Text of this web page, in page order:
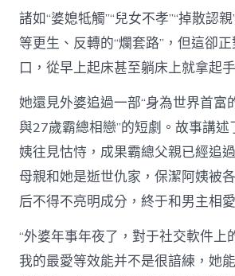
諸如“婆媳牴觸”“兒女不孝”“掉散認
等更生、反轉的“爛套路”，但這卻
口，從早上起床甚至躺床上就拿起
她還見外婆追過一部“身為世界首富
與27歲霸總相戀”的短劇。故事講
姨往見怙恃，成果霸總父親已經追
母親和她是逝世仇家，保潔阿姨被
后不得不亮明成分，終于和男主相
“外婆年事年夜了，對于社交軟件上
我的最愛等效能并不是很諳練，她